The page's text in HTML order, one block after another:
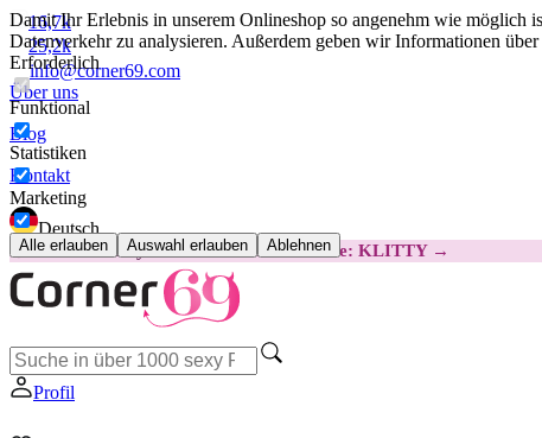
Damit Ihr Erlebnis in unserem Onlineshop so angenehm wie möglich
Datenverkehr zu analysieren. Außerdem geben wir Informationen
Erforderlich
Funktional
Statistiken
Marketing
Alle erlauben Auswahl erlauben Ablehnen
16,7k
25,2k
info@corner69.com
Über uns
Blog
Kontakt
Deutsch
😽Svakom Klitty: 15 € GÜNSTIGERCode: KLITTY →
Profil